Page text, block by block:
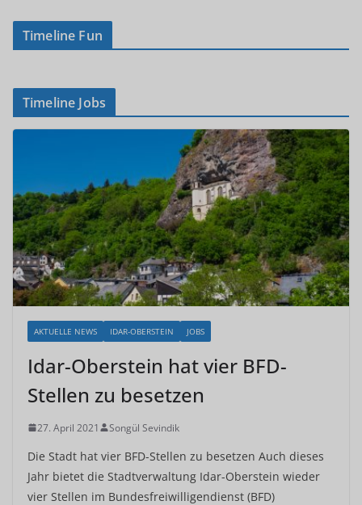
Timeline Fun
Timeline Jobs
AKTUELLE NEWS IDAR-OBERSTEIN JOBS
Idar-Oberstein hat vier BFD-
Stellen zu besetzen
27. April 2021 Songül Sevindik
Die Stadt hat vier BFD-Stellen zu besetzen Auch dieses
Jahr bietet die Stadtverwaltung Idar-Oberstein wieder
vier Stellen im Bundesfreiwilligendienst (BFD)